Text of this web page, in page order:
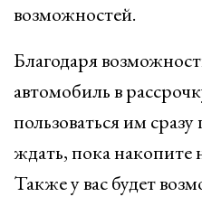
возможностей.
Благодаря
автомобиль в
пользоваться им
ждать, пока
Также у вас будет